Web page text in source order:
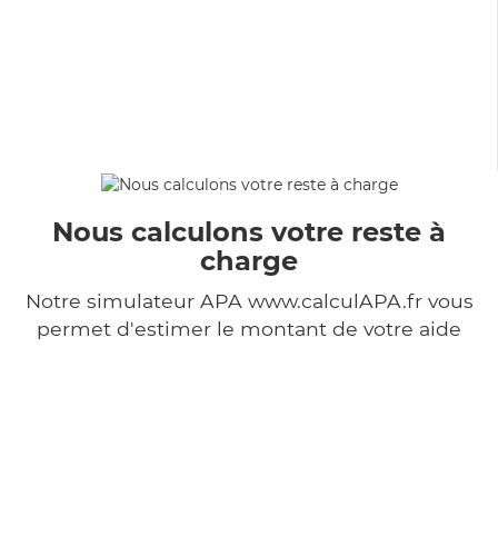
Nous calculons votre reste à
charge
Notre simulateur APA www.calculAPA.fr vous
permet d'estimer le montant de votre aide